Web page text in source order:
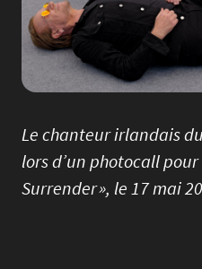
Le chanteur irlandais
lors d’un photocall
Surrender », le 17 mai